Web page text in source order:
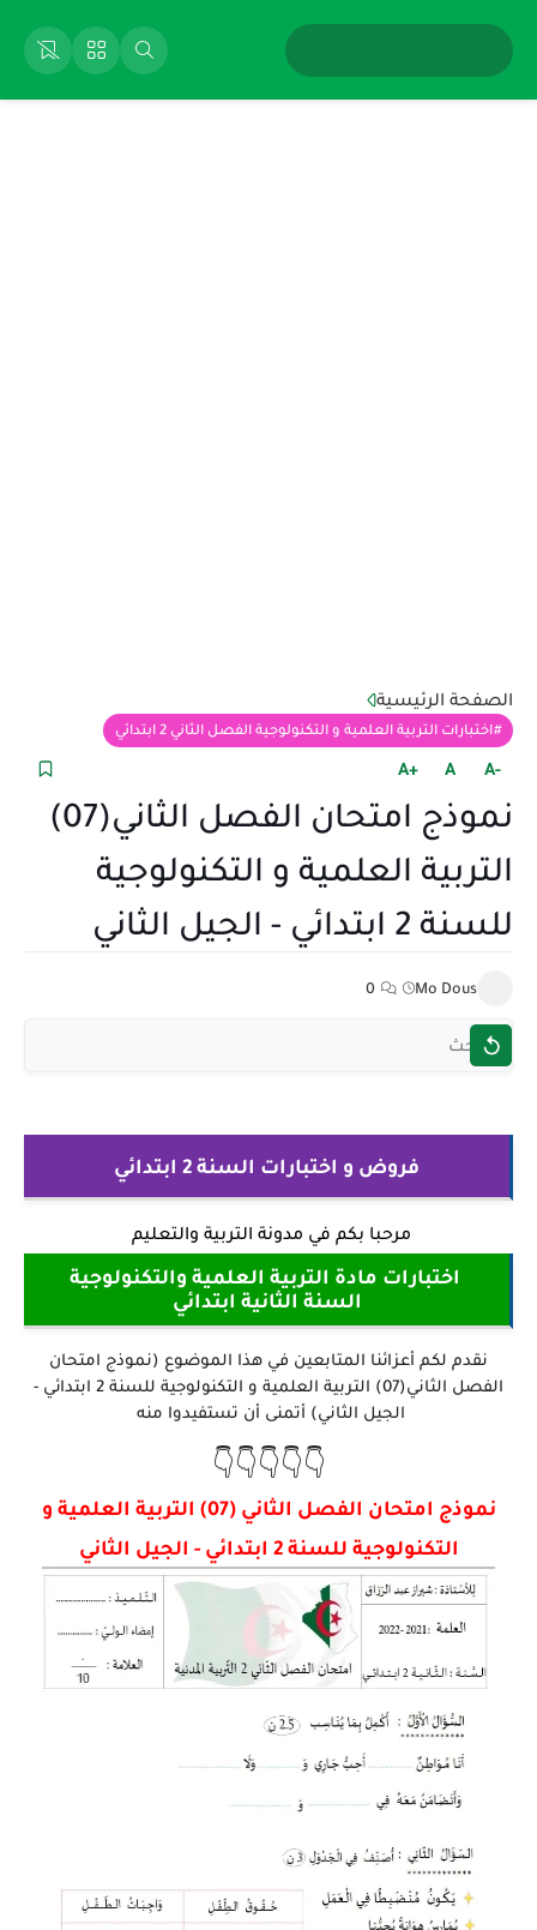
الصفحة الرئيسية
اختبارات التربية العلمية و التكنولوجية الفصل الثاني 2 ابتدائي
+A A -A
نموذج امتحان الفصل الثاني(07)
التربية العلمية و التكنولوجية
للسنة 2 ابتدائي - الجيل الثاني
Mo Dous
0
فروض و اختبارات السنة 2 ابتدائي
مرحبا بكم في مدونة التربية والتعليم
اختبارات مادة التربية العلمية والتكنولوجية
السنة الثانية ابتدائي
نقدم لكم أعزائنا المتابعين في هذا الموضوع (نموذج امتحان
الفصل الثاني(07) التربية العلمية و التكنولوجية للسنة 2 ابتدائي -
الجيل الثاني) أتمنى أن تستفيدوا منه
👇👇👇👇👇
نموذج امتحان الفصل الثاني (07) التربية العلمية و
التكنولوجية للسنة 2 ابتدائي - الجيل الثاني